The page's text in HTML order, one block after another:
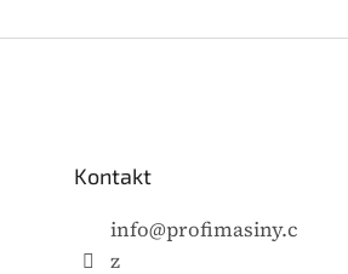
Kontakt
info@profimasiny.c
z